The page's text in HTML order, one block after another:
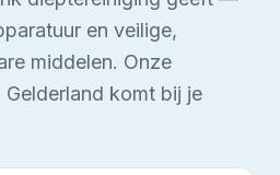
en veilige,
middelen. Onze
komt bij je